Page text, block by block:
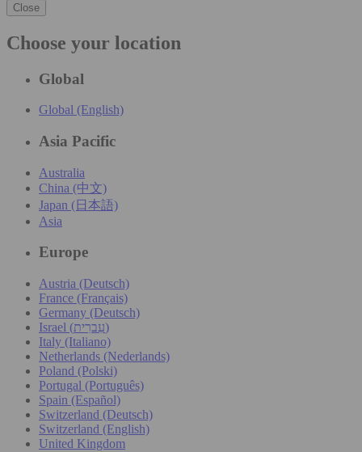
Close
Choose your location
Global
Global (English)
Asia Pacific
Australia
China (中文)
Japan (日本語)
Asia
Europe
Austria (Deutsch)
France (Français)
Germany (Deutsch)
Israel (עִברִית)
Italy (Italiano)
Netherlands (Nederlands)
Poland (Polski)
Portugal (Português)
Spain (Español)
Switzerland (Deutsch)
Switzerland (English)
United Kingdom